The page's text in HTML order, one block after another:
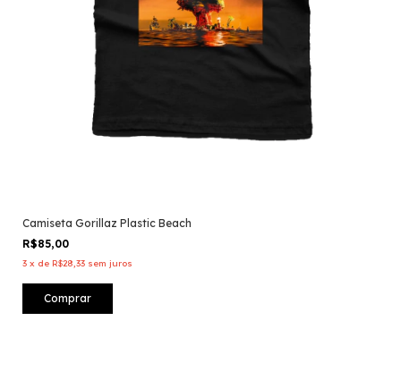
Camiseta Gorillaz Plastic Beach
R$85,00
3 x de R$28,33 sem juros
Comprar